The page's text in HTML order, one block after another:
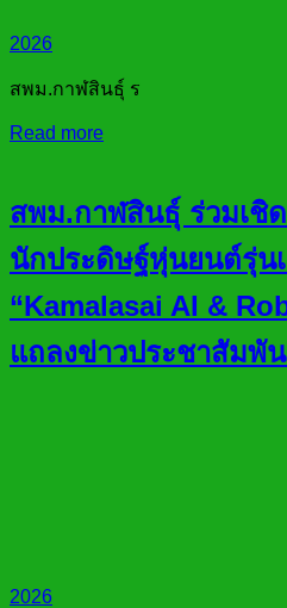
2026
สพม.กาฬสินธุ์ ร
Read more
สพม.กาฬสินธุ์ ร่วมเชิ
นักประดิษฐ์หุ่นยนต์รุ่น
“Kamalasai AI &
แถลงข่าวประชาสัมพั
2026